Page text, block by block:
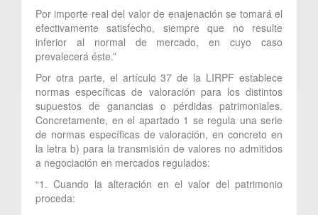
Por importe real del valor de enajenación se tomará el
efectivamente satisfecho, siempre que no resulte
inferior al normal de mercado, en cuyo caso
prevalecerá éste.”
Por otra parte, el artículo 37 de la LIRPF establece
normas específicas de valoración para los distintos
supuestos de ganancias o pérdidas patrimoniales.
Concretamente, en el apartado 1 se regula una serie
de normas específicas de valoración, en concreto en
la letra b) para la transmisión de valores no admitidos
a negociación en mercados regulados:
“1. Cuando la alteración en el valor del patrimonio
proceda: